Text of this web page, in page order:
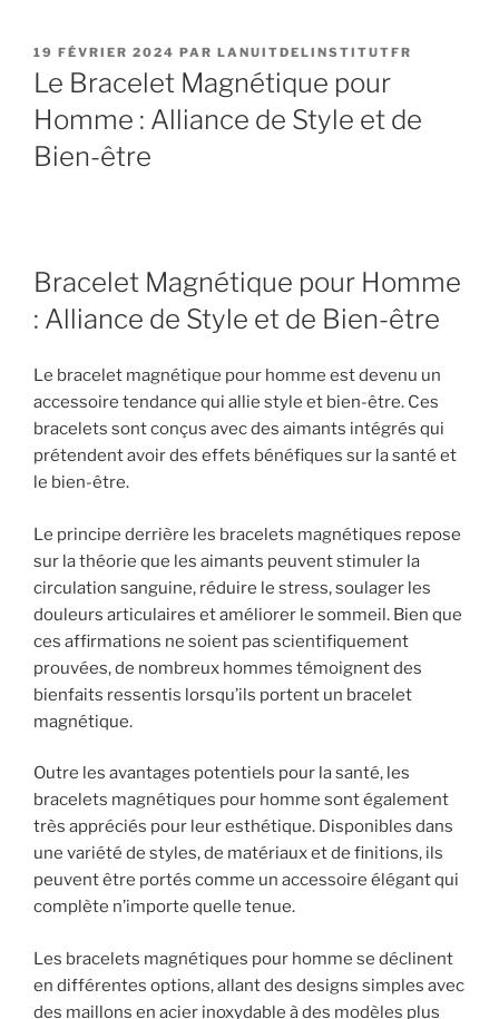
PUBLIÉ
LE
19 FÉVRIER 2024 PAR LANUITDELINSTITUTFR
Le Bracelet Magnétique pour
Homme : Alliance de Style et de
Bien-être
Bracelet Magnétique pour Homme
: Alliance de Style et de Bien-être
Le bracelet magnétique pour homme est devenu un
accessoire tendance qui allie style et bien-être. Ces
bracelets sont conçus avec des aimants intégrés qui
prétendent avoir des effets bénéfiques sur la santé et
le bien-être.
Le principe derrière les bracelets magnétiques repose
sur la théorie que les aimants peuvent stimuler la
circulation sanguine, réduire le stress, soulager les
douleurs articulaires et améliorer le sommeil. Bien que
ces affirmations ne soient pas scientifiquement
prouvées, de nombreux hommes témoignent des
bienfaits ressentis lorsqu’ils portent un bracelet
magnétique.
Outre les avantages potentiels pour la santé, les
bracelets magnétiques pour homme sont également
très appréciés pour leur esthétique. Disponibles dans
une variété de styles, de matériaux et de finitions, ils
peuvent être portés comme un accessoire élégant qui
complète n’importe quelle tenue.
Les bracelets magnétiques pour homme se déclinent
en différentes options, allant des designs simples avec
des maillons en acier inoxydable à des modèles plus